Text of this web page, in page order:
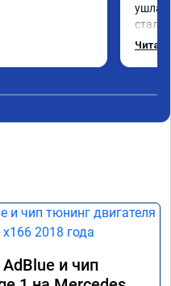
ушла
стало
Одни
и чип